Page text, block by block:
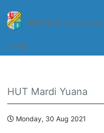
SMP Mardi Yuana Bogor
HOME
HUT Mardi Yuana
Monday, 30 Aug 2021